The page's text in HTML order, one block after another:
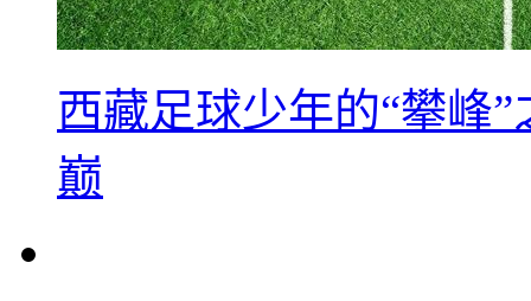
西藏足球少年的“攀峰
巅